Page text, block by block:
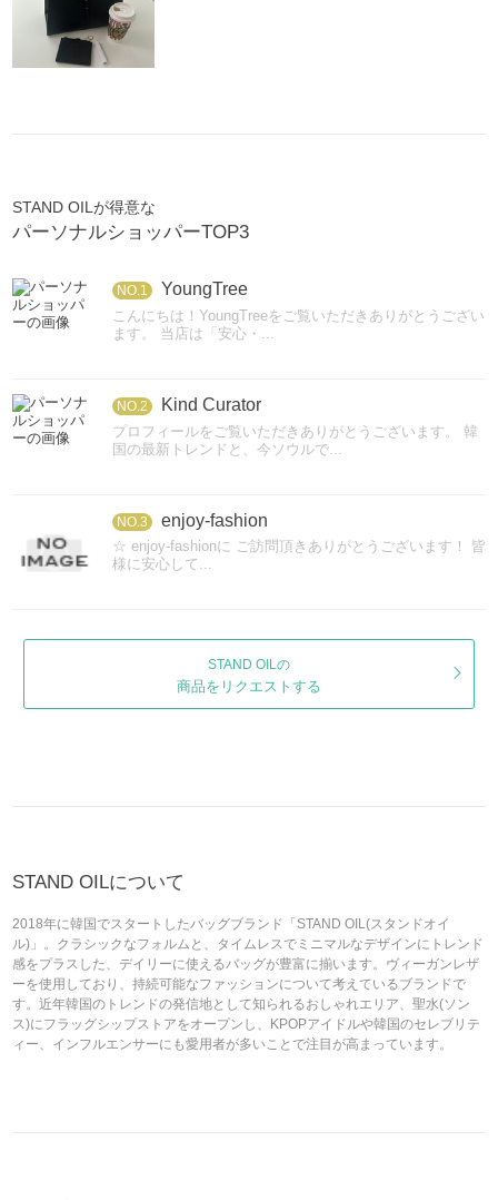
STAND OILが得意な
パーソナルショッパーTOP3
NO.1 YoungTree
こんにちは！YoungTreeをご覧いただきありがとうござい
ます。 当店は「安心・...
NO.2 Kind Curator
プロフィールをご覧いただきありがとうございます。 韓
国の最新トレンドと、今ソウルで...
NO.3 enjoy-fashion
☆ enjoy-fashionに ご訪問頂きありがとうございます！ 皆
様に安心して...
STAND OILの
商品をリクエストする
STAND OILについて
2018年に韓国でスタートしたバッグブランド「STAND OIL(スタンドオイ
ル)」。クラシックなフォルムと、タイムレスでミニマルなデザインにトレンド
感をプラスした、デイリーに使えるバッグが豊富に揃います。ヴィーガンレザ
ーを使用しており、持続可能なファッションについて考えているブランドで
す。近年韓国のトレンドの発信地として知られるおしゃれエリア、聖水(ソン
ス)にフラッグシップストアをオープンし、KPOPアイドルや韓国のセレブリテ
ィー、インフルエンサーにも愛用者が多いことで注目が高まっています。